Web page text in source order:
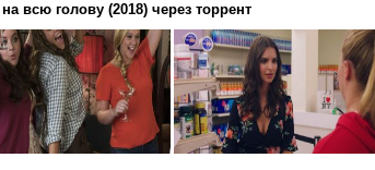
всю голову (2018) через торрент